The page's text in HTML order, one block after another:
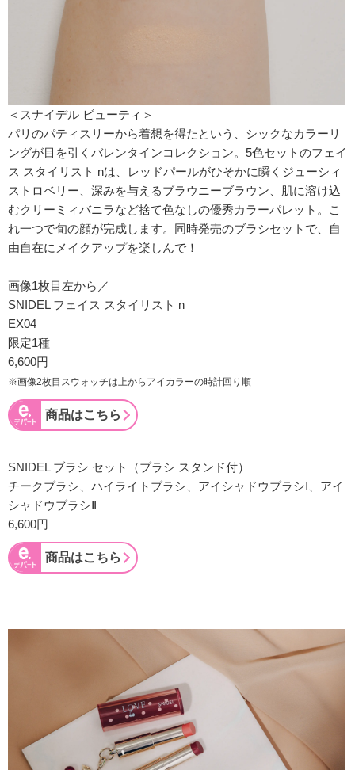
＜スナイデル ビューティ＞
パリのパティスリーから着想を得たという、シックなカラーリ
ングが目を引くバレンタインコレクション。5色セットのフェイ
ス スタイリスト nは、レッドパールがひそかに瞬くジューシィ
ストロベリー、深みを与えるブラウニーブラウン、肌に溶け込
むクリーミィバニラなど捨て色なしの優秀カラーパレット。こ
れ一つで旬の顔が完成します。同時発売のブラシセットで、自
由自在にメイクアップを楽しんで！
画像1枚目左から／
SNIDEL フェイス スタイリスト n
EX04
限定1種
6,600円
※画像2枚目スウォッチは上からアイカラーの時計回り順
商品はこちら
SNIDEL ブラシ セット（ブラシ スタンド付）
チークブラシ、ハイライトブラシ、アイシャドウブラシⅠ、アイ
シャドウブラシⅡ
6,600円
商品はこちら